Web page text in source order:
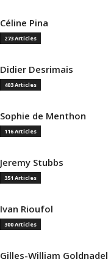
Céline Pina
273 Articles
Didier Desrimais
403 Articles
Sophie de Menthon
116 Articles
Jeremy Stubbs
351 Articles
Ivan Rioufol
300 Articles
Gilles-William Goldnadel